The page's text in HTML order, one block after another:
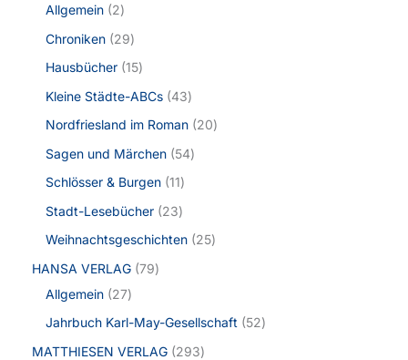
Allgemein 2
Chroniken 29
Hausbücher 15
Kleine Städte-ABCs 43
Nordfriesland im Roman 20
Sagen und Märchen 54
Schlösser & Burgen 11
Stadt-Lesebücher 23
Weihnachtsgeschichten 25
HANSA VERLAG 79
Allgemein 27
Jahrbuch Karl-May-Gesellschaft
52
MATTHIESEN VERLAG 293